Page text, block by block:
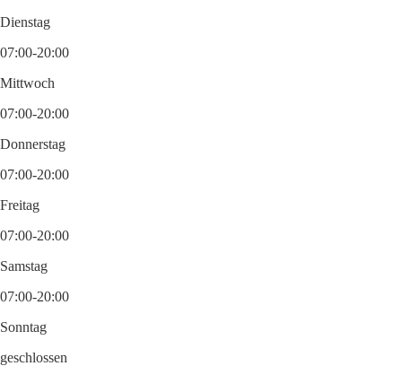
Dienstag
07:00-20:00
Mittwoch
07:00-20:00
Donnerstag
07:00-20:00
Freitag
07:00-20:00
Samstag
07:00-20:00
Sonntag
geschlossen